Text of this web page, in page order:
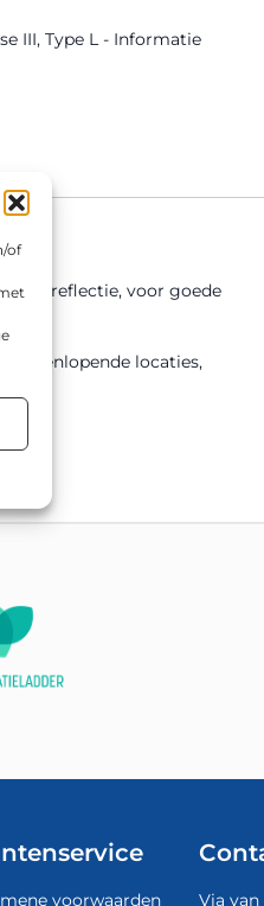
of
III, Type L - Informatie
retroreflectie, voor goede
uiteenlopende locaties,
voorwaarden Via van